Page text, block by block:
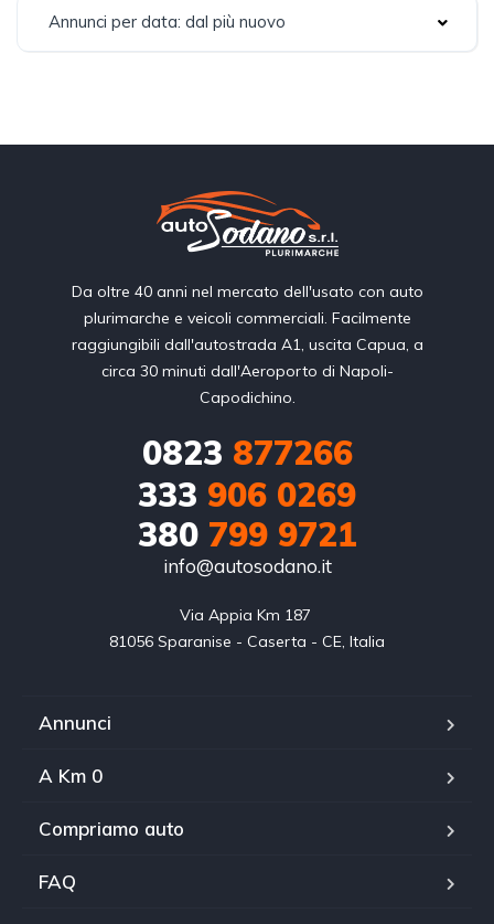
Annunci per data: dal più nuovo
Da oltre 40 anni nel mercato dell'usato con auto
plurimarche e veicoli commerciali. Facilmente
raggiungibili dall'autostrada A1, uscita Capua, a
circa 30 minuti dall'Aeroporto di Napoli-
Capodichino.
0823 877266
333 906 0269
380799 9721
info@autosodano.it
Via Appia Km 187
81056 Sparanise - Caserta - CE, Italia
Annunci
A Km 0
Compriamo auto
FAQ